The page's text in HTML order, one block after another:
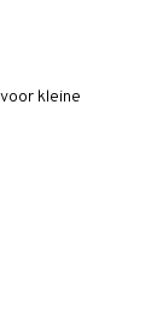
kleine